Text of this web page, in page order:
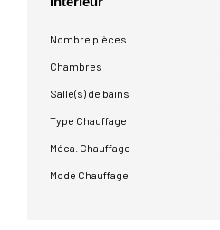
Nombre pièces
Chambres
Salle(s) de bains
Type Chauffage
Méca. Chauffage
Mode Chauffage